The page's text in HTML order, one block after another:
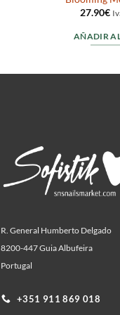
27.90€
AÑADIR
R. General Humberto Delgado
8200-447 Guia Albufeira
Portugal
+351 911 869 018